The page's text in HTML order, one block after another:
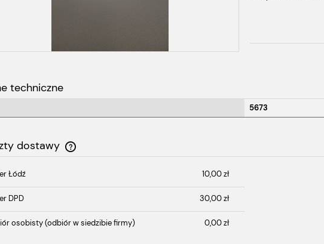
techniczne
5673
dostawy
Cena nie zawiera ewentualnych kosztów
płatności
Łódź 10,00 zł
DPD 30,00 zł
osobisty(odbiór w siedzibie firmy) 0,00 zł